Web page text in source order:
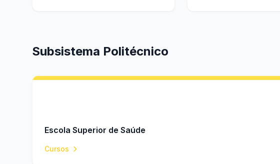
Subsistema Politécnico
Escola Superior de Saúde
Cursos